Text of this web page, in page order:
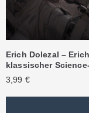
Erich Dolezal –
klassischer
3,99 €